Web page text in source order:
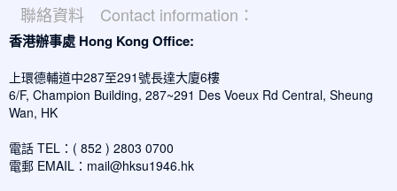
聯絡資料 Contact information：
香港辦事處 Hong Kong Office:
上環德輔道中287至291號長達大廈6樓
6/F, Champion Building, 287~291 Des Voeux Rd Central, Sheung
Wan, HK
電話 TEL：( 852 ) 2803 0700
電郵 EMAIL： mail@hksu1946.hk